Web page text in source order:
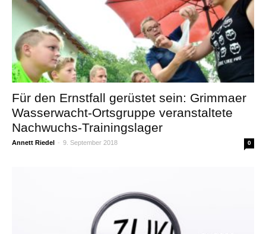
Für den Ernstfall gerüstet sein: Grimmaer
Wasserwacht-Ortsgruppe veranstaltete
Nachwuchs-Trainingslager
Annett Riedel - 9. September 2018 0